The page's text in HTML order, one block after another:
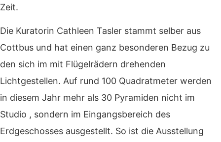
Zeit.
Die Kuratorin Cathleen Tasler stammt selber aus
Cottbus und hat einen ganz besonderen Bezug zu
den sich im mit Flügelrädern drehenden
Lichtgestellen. Auf rund 100 Quadratmeter werden
in diesem Jahr mehr als 30 Pyramiden nicht im
Studio , sondern im Eingangsbereich des
Erdgeschosses ausgestellt. So ist die Ausstellung